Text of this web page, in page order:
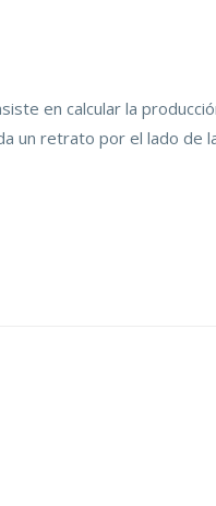
en calcular la
un retrato por el lado de